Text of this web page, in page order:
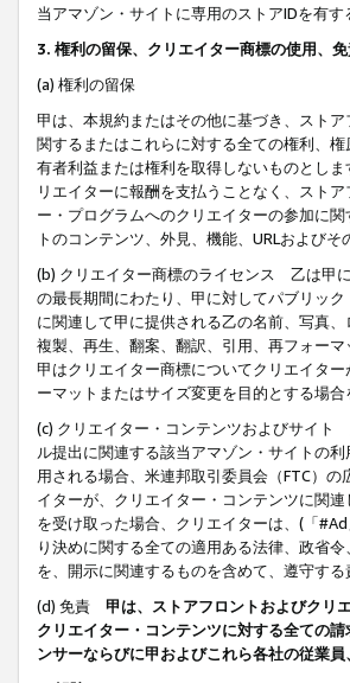
当アマゾン・サイトに専用のストアIDを有
3. 権利の留保、クリエイター商標の使用、
(a) 権利の留保
甲は、本規約またはその他に基づき、スト
関するまたはこれらに対する全ての権利、
有者利益または権利を取得しないものとし
リエイターに報酬を支払うことなく、スト
ー・プログラムへのクリエイターの参加に
トのコンテンツ、外見、機能、URLおよび
(b) クリエイター商標のライセンス 乙は甲
の最長期間にわたり、甲に対してパブリッ
に関連して甲に提供される乙の名前、写真
複製、再生、翻案、翻訳、引用、再フォー
甲はクリエイター商標についてクリエイタ
ーマットまたはサイズ変更を目的とする場合
(c) クリエイター・コンテンツおよびサイト
ル提出に関連する該当アマゾン・サイトの
用される場合、米連邦取引委員会（FTC）
イターが、クリエイター・コンテンツに関
を受け取った場合、クリエイターは、(「
り決めに関する全ての適用ある法律、政省
を、開示に関連するものを含めて、遵守する
(d) 免責 甲は、ストアフロントおよびクリ
クリエイター・コンテンツに対する全ての
ンサーならびに甲およびこれら各社の従業